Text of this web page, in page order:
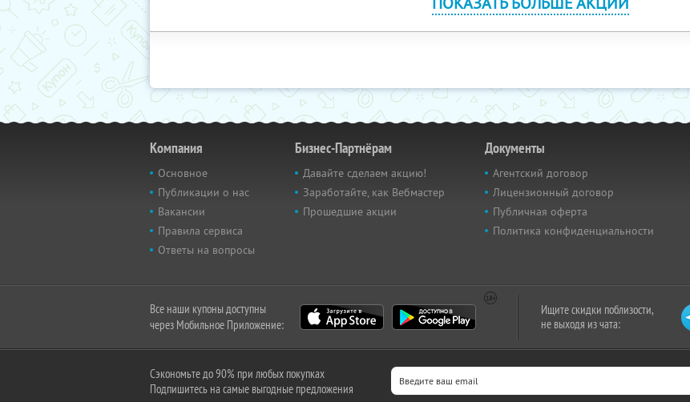
Компания
Основное
Публикации о нас
Вакансии
Правила сервиса
Ответы на вопросы
Бизнес-Партнёрам
Давайте сделаем акцию!
Заработайте, как Вебмастер
Прошедшие акции
Документы
Агентский договор
Лицензионный договор
Публичная оферта
Политика конфиденциальности
Все наши купоны доступны
через Мобильное Приложение:
Ищите скидки поблизости,
не выходя из чата:
Сэкономьте до 90% при любых покупках
Подпишитесь на самые выгодные предложения